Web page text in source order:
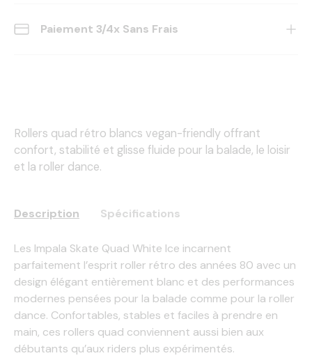
Paiement 3/4x Sans Frais
Rollers quad rétro blancs vegan-friendly offrant
confort, stabilité et glisse fluide pour la balade, le loisir
et la roller dance.
Description Spécifications
Les Impala Skate Quad White Ice incarnent
parfaitement l’esprit roller rétro des années 80 avec un
design élégant entièrement blanc et des performances
modernes pensées pour la balade comme pour la roller
dance. Confortables, stables et faciles à prendre en
main, ces rollers quad conviennent aussi bien aux
débutants qu’aux riders plus expérimentés.